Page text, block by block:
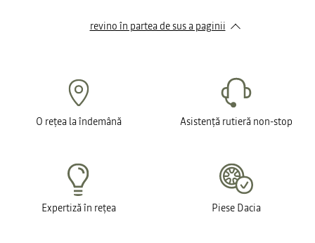
revino în partea de sus a paginii
O rețea la îndemână Asistență rutieră non-stop
Expertiză în rețea Piese Dacia